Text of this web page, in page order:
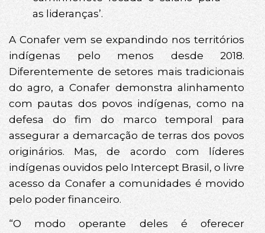
as lideranças’.
A Conafer vem se expandindo nos territórios
indígenas pelo menos desde 2018.
Diferentemente de setores mais tradicionais
do agro, a Conafer demonstra alinhamento
com pautas dos povos indígenas, como na
defesa do fim do marco temporal para
assegurar a demarcação de terras dos povos
originários. Mas, de acordo com líderes
indígenas ouvidos pelo Intercept Brasil, o livre
acesso da Conafer a comunidades é movido
pelo poder financeiro.
“O modo operante deles é oferecer